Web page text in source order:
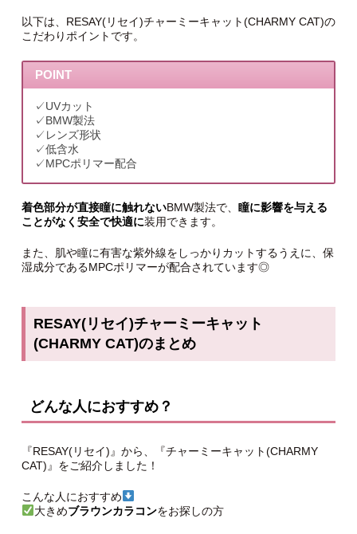
以下は、RESAY(リセイ)チャーミーキャット(CHARMY CAT)の
こだわりポイントです。
POINT
✓UVカット
✓BMW製法
✓レンズ形状
✓低含水
✓MPCポリマー配合
着色部分が直接瞳に触れないBMW製法で、 瞳に影響を与える
ことがなく安全で快適に装用できます。
また、肌や瞳に有害な紫外線をしっかりカットするうえに、保
湿成分であるMPCポリマーが配合されています◎
RESAY(リセイ)チャーミーキャット
(CHARMY CAT)のまとめ
どんな人におすすめ？
『RESAY(リセイ)』から、『チャーミーキャット(CHARMY
CAT)』をご紹介しました！
こんな人におすすめ
大きめブラウンカラコンをお探しの方